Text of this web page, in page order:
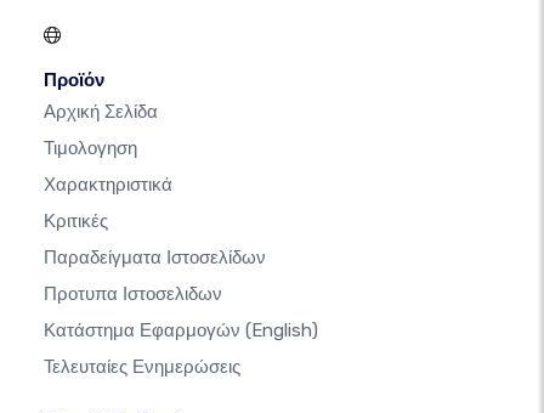
Προϊόν
Αρχική Σελίδα
Τιμολογηση
Χαρακτηριστικά
Κριτικές
Παραδείγματα Ιστοσελίδων
Προτυπα Ιστοσελιδων
Κατάστημα Εφαρμογών (English)
Τελευταίες Ενημερώσεις